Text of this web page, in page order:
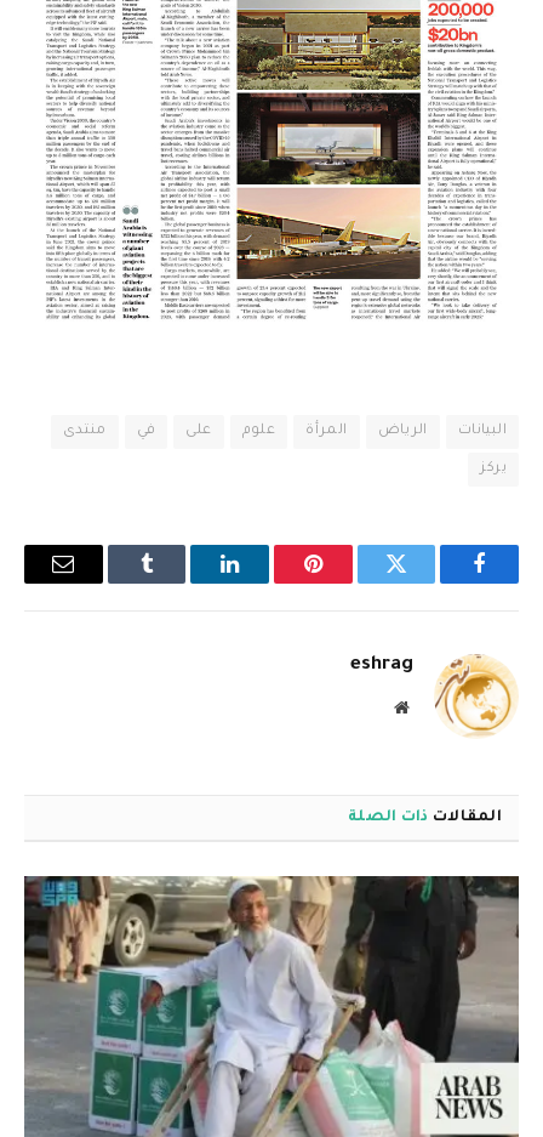
البيانات الرياض المرأة علوم على في منتدى
يركز
فيسبوك تويتر بينتيريستلينكدإن Tumblr
البريد
eshrag
موقع
المقالات ذات الصلة